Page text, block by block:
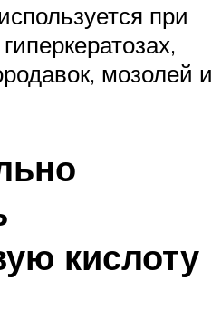
при
мозолей и
кислоту